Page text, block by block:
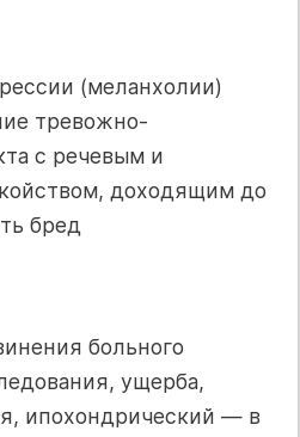
(меланхолии)
тревожно-
с речевым и
доходящим до
бред
больного
ущерба,
ипохондрический — в